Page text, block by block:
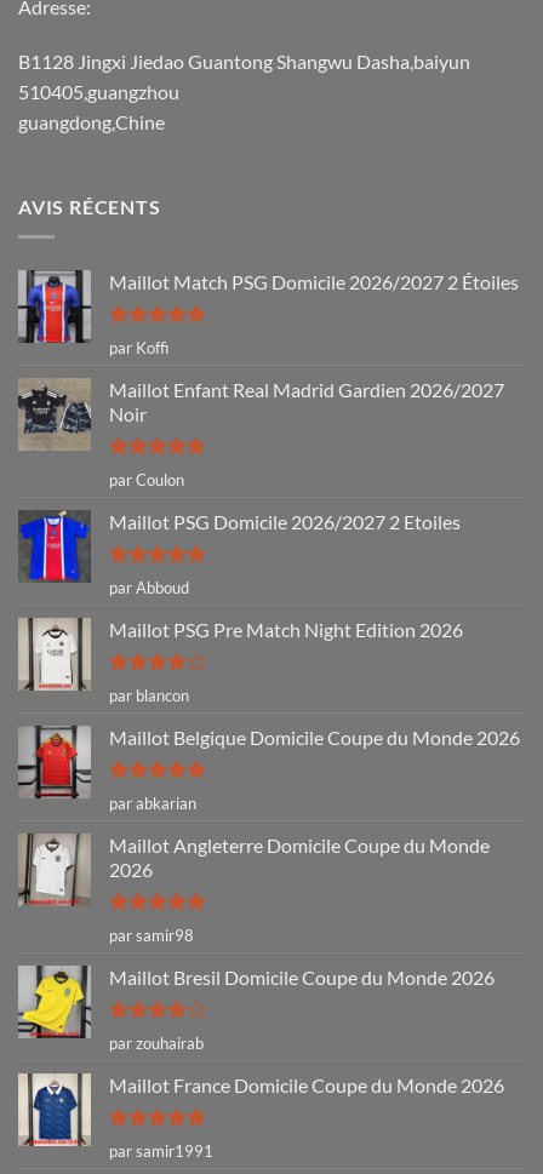
Adresse:
B1128 Jingxi Jiedao Guantong Shangwu Dasha,baiyun
510405,guangzhou
guangdong,Chine
AVIS RÉCENTS
Maillot Match PSG Domicile 2026/2027 2 Étoiles
Note5sur
5
par Koffi
Maillot Enfant Real Madrid Gardien 2026/2027
Noir
Note5sur
5
par Coulon
Maillot PSG Domicile 2026/2027 2 Etoiles
Note5sur
5
par Abboud
Maillot PSG Pre Match Night Edition 2026
Note4
sur 5
par blancon
Maillot Belgique Domicile Coupe du Monde 2026
Note5sur
5
par abkarian
Maillot Angleterre Domicile Coupe du Monde
2026
Note5sur
5
par samir98
Maillot Bresil Domicile Coupe du Monde 2026
Note4
sur 5
par zouhairab
Maillot France Domicile Coupe du Monde 2026
Note5sur
5
par samir1991